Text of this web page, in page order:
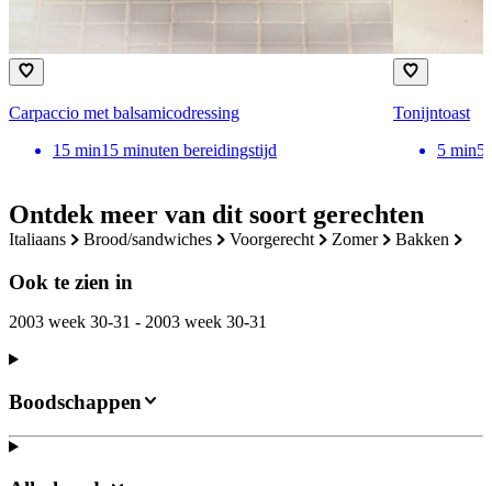
Ontdek meer van dit soort gerechten
italiaans brood/sandwiches voorgerecht zomer bakken
Ook te zien in
2003 week 30-31 - 2003 week 30-31
Carpaccio met balsamicodressing
15 min15 minuten bereidingstijd
Tonijntoast
5 min5
Boodschappen